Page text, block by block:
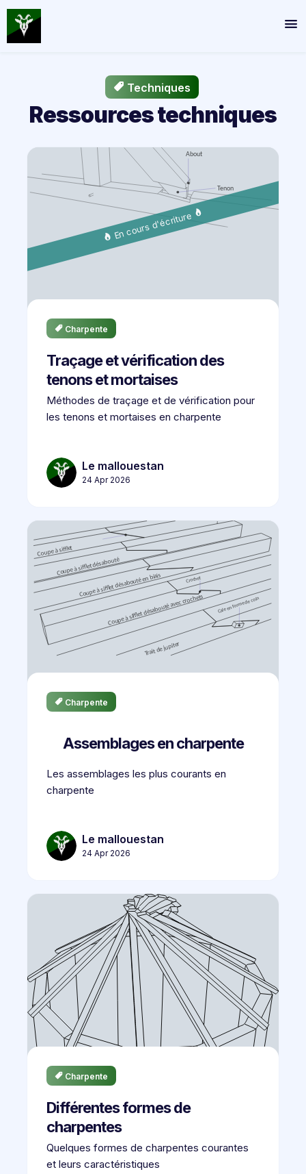
Techniques
Ressources techniques
En cours d'écriture
Charpente
Traçage et vérification des
tenons et mortaises
Méthodes de traçage et de vérification pour
les tenons et mortaises en charpente
Le mallouestan
24 Apr 2026
Charpente
Assemblages en charpente
Les assemblages les plus courants en
charpente
Le mallouestan
24 Apr 2026
Charpente
Différentes formes de
charpentes
Quelques formes de charpentes courantes
et leurs caractéristiques